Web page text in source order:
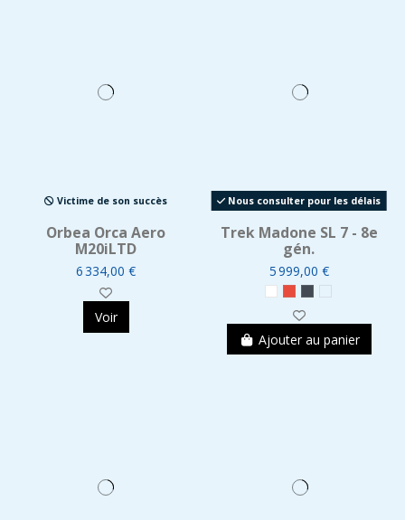
Victime de son succès
Orbea Orca Aero
M20iLTD
6 334,00 €
Voir
Nous consulter pour les délais
Trek Madone SL 7 - 8e
gén.
5 999,00 €
Ajouter au panier